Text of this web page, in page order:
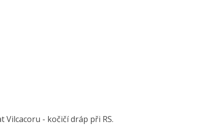
Vilcacoru - kočičí dráp při RS.